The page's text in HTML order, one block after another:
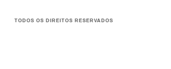
TODOS OS DIREITOS RESERVADOS